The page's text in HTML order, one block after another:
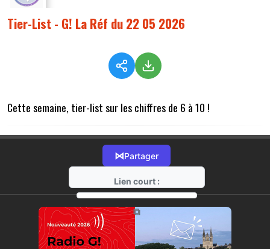
Tier-List - G! La Réf du 22 05 2026
Cette semaine, tier-list sur les chiffres de 6 à 10 !
⋈Partager
Lien court :
https://radio-g.fr?22306
⧉